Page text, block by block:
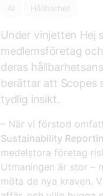
AI Hållbarhet
Under vinjetten Hej
medlemsföretag
deras
berättar att Scopes
tydlig insikt.
– När vi förstod
Sustainability
medelstora företag
Utmaningen är stor –
möta de nya kraven.